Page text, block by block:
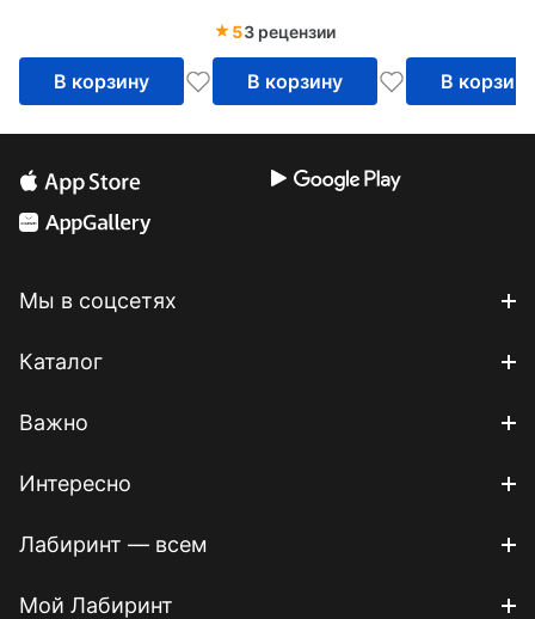
В корзину
занятий
53 рецензии
В корзину В корзину
Мы в соцсетях
Каталог
Важно
Интересно
Лабиринт — всем
Мой Лабиринт